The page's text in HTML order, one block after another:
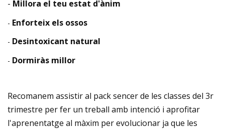
- Millora el teu estat d'ànim
- Enforteix els ossos
- Desintoxicant natural
- Dormiràs millor
Recomanem assistir al pack sencer de les classes del 3r
trimestre per fer un treball amb intenció i aprofitar
l'aprenentatge al màxim per evolucionar ja que les